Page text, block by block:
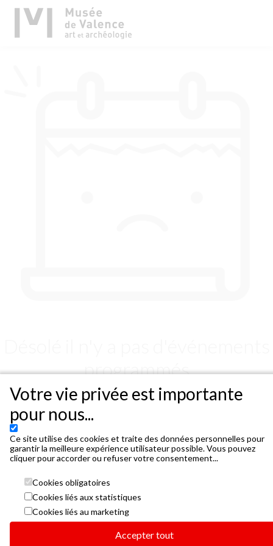
programmés
bientôt nous aurons quelque chose pour
Musee de Valence
4 PLACE DES ORMEAUX 26000 VALENCE
Votre vie privée est importante
pour nous...
Ce site utilise des cookies et traite des données personnelles pour
garantir la meilleure expérience utilisateur possible. Vous pouvez
cliquer pour accorder ou refuser votre consentement...
Cookies obligatoires
Cookies liés aux statistiques
Cookies liés au marketing
Accepter tout